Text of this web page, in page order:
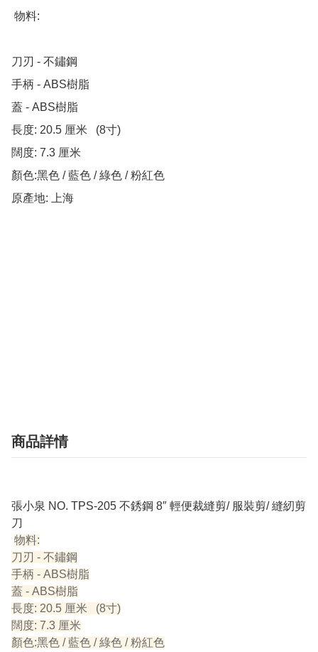
刀刃 - 不鏽鋼
手柄 - ABS樹脂
蓋 - ABS樹脂
長度: 20.5 厘米   (8寸)
闊度: 7.3 厘米
顏色:黑色 / 藍色 / 綠色 / 粉紅色
原產地: 上海
商品詳情
張小泉 NO. TPS-205 不銹鋼 8″ 輕便裁縫剪/ 服裝剪/ 縫紉剪
刀
物料:
刀刃 - 不鏽鋼
手柄 - ABS樹脂
蓋 - ABS樹脂
長度: 20.5 厘米 (8寸)
闊度: 7.3 厘米
顏色:黑色 / 藍色 / 綠色 / 粉紅色